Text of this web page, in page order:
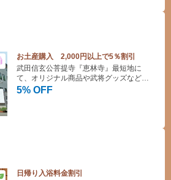
お土産購入 2,000円以上で5％割引
5% OFF
武田信玄公菩提寺『恵林寺』最短地に
て、オリジナル商品や武将グッズなどさ
まざまな商品を販売しています。
日帰り入浴料金割引